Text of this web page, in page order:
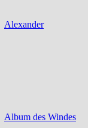
Alexander
Album des Windes